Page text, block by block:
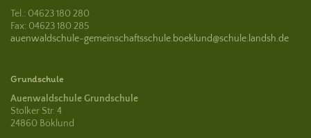
Tel.: 04623 180 280
Fax: 04623 180 285
auenwaldschule-gemeinschaftsschule.boeklund@schule.landsh.de
Grundschule
Auenwaldschule Grundschule
Stolker Str. 4
24860 Böklund